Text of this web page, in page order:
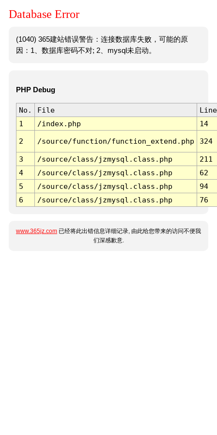
Database Error
(1040) 365建站错误警告：连接数据库失败，可能的原
因：1、数据库密码不对; 2、mysql未启动。
PHP Debug
No. File
Line
1
/index.php 14
2 /source/function/function_extend.php 324
3 /source/class/jzmysql.class.php
211
4
/source/class/jzmysql.class.php
62
5
/source/class/jzmysql.class.php
94
6
/source/class/jzmysql.class.php 76
www.365jz.com 已经将此出错信息详细记录, 由此给您带来的访问不便我
们深感歉意.